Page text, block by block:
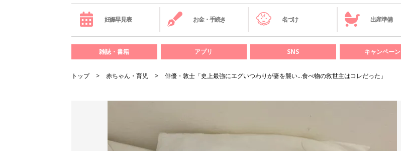
妊娠早見表 お金・手続き 名づけ 出産準備
雑誌・書籍 アプリ SNS キャンペーン
トップ 赤ちゃん・育児 俳優・敦士「史上最強にエグいつわりが妻を襲い…食べ物の救世主はコレだった」